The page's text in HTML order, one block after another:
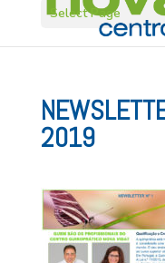
Select Page
2019